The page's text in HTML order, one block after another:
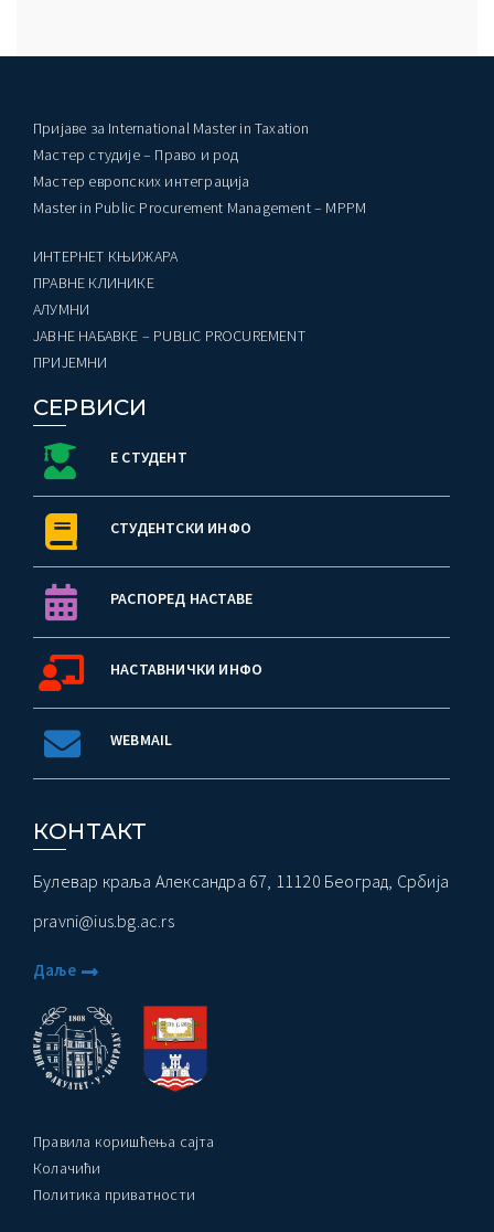
Пријаве за International Master in Taxation
Мастер студије – Право и род
Мастер европских интеграција
Master in Public Procurement Management – MPPM
ИНТЕРНЕТ КЊИЖАРА
ПРАВНЕ КЛИНИКЕ
AЛУМНИ
ЈАВНЕ НАБАВКЕ – PUBLIC PROCUREMENT
ПРИЈЕМНИ
СЕРВИСИ
Е СТУДЕНТ
СТУДЕНТСКИ ИНФО
РАСПОРЕД НАСТАВЕ
НАСТАВНИЧКИ ИНФО
WEBMAIL
КОНТАКТ
Булевар краља Александра 67, 11120 Београд, Србија
pravni@ius.bg.ac.rs
Даље
Правила коришћења сајта
Колачићи
Политика приватности